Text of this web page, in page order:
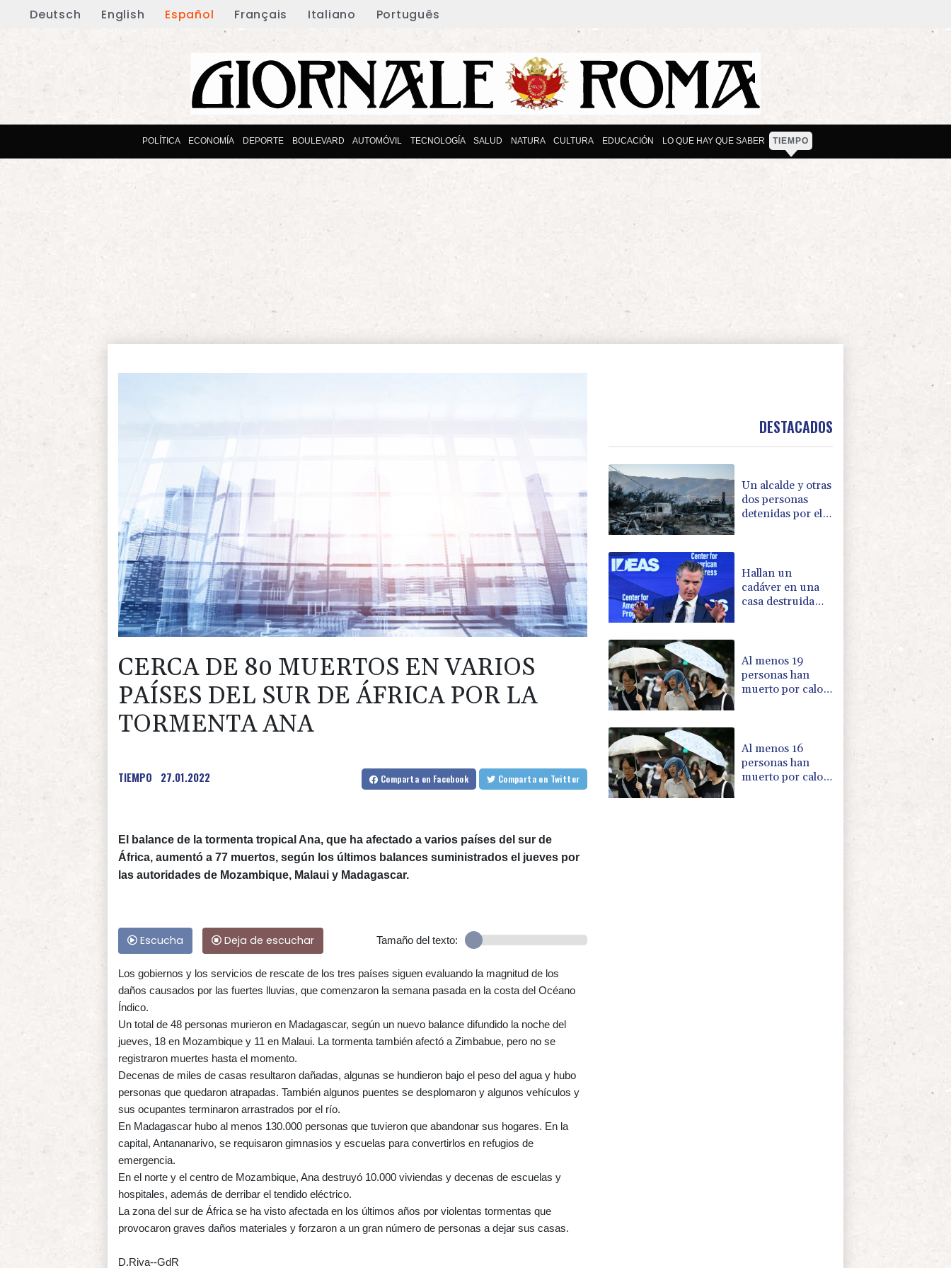
Deutsch English Español Français Italiano Português
POLÍTICA ECONOMÍA DEPORTE BOULEVARD AUTOMÓVIL TECNOLOGÍA SALUD NATURA CULTURA EDUCACIÓN LO QUE HAY QUE SABER TIEMPO
CERCA DE 80 MUERTOS EN VARIOS
PAÍSES DEL SUR DE ÁFRICA POR LA
TORMENTA ANA
TIEMPO 27.01.2022 Comparta en Facebook Comparta en Twitter
El balance de la tormenta tropical Ana, que ha afectado a varios países del sur de
África, aumentó a 77 muertos, según los últimos balances suministrados el jueves por
las autoridades de Mozambique, Malaui y Madagascar.
Escucha Deja de escuchar Tamaño del texto:
Los gobiernos y los servicios de rescate de los tres países siguen evaluando la magnitud de los
daños causados por las fuertes lluvias, que comenzaron la semana pasada en la costa del Océano
Índico.
Un total de 48 personas murieron en Madagascar, según un nuevo balance difundido la noche del
jueves, 18 en Mozambique y 11 en Malaui. La tormenta también afectó a Zimbabue, pero no se
registraron muertes hasta el momento.
Decenas de miles de casas resultaron dañadas, algunas se hundieron bajo el peso del agua y hubo
personas que quedaron atrapadas. También algunos puentes se desplomaron y algunos vehículos y
sus ocupantes terminaron arrastrados por el río.
En Madagascar hubo al menos 130.000 personas que tuvieron que abandonar sus hogares. En la
capital, Antananarivo, se requisaron gimnasios y escuelas para convertirlos en refugios de
emergencia.
En el norte y el centro de Mozambique, Ana destruyó 10.000 viviendas y decenas de escuelas y
hospitales, además de derribar el tendido eléctrico.
La zona del sur de África se ha visto afectada en los últimos años por violentas tormentas que
provocaron graves daños materiales y forzaron a un gran número de personas a dejar sus casas.
D.Riva--GdR
DESTACADOS
Un alcalde y otras
dos personas
detenidas por el
Hallan un
cadáver en una
casa destruida
Al menos 19
personas han
muerto por calor
Al menos 16
personas han
muerto por calor